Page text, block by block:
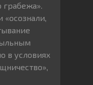
грабежа».
«осознали,
в условиях